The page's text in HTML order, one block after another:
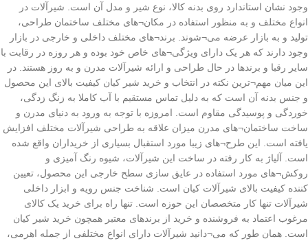
وجود نشان استاندارد روی بدنه کالا، نوع شیر و مدل آن است. شیرآلات در
انواع مختلف و به منظور استفاده در مکان¬های مختلف ساختمان طراحی،
تولید و به بازار عرضه می¬شوند. برند¬های مختلف داخلی و خارجی در بازار
وجود دارند که هر یک دارای ویژگی¬های خاص خود بوده و هر روزه در رقابت با
سایر رقبا و برندها در حال طراحی و ارائه شیرآلات مدرن و به روز هستند. در
این میان مهم¬ترین نکته در انتخاب و خرید شیر کیان کیفیت بالای این محصول
و جنس بدنه آن است که به دلیل تماس مستقیم با آب کاملا به زنگ زدگی،
خوردگی و پوسیدگی مقاوم است. امروزه با توجه به ورود به دنیای مدرن و
ساخت ساختمان¬های مدرن میزان علاقه به طراحی شیرآلات مختلف افزایش
یافته است. این طرح¬های زیبا مورد استقبال بسیاری از خریداران واقع شده
است. آلیاژ به کار رفته در ساخت این شیرآلات، شیوه رنگ آمیزی و
روکش¬های مورد استفاده در عایق سازی سطح خارجی این محصول، تعیین
کننده کیفیت بالای شیرآلات کیان است. شناخت جنس رویه و ابزار داخلی
شیرآلات تنها کار متخصصان این حوزه است. تنها راه برای خرید یک کالای
مرغوب اعتماد به فروشنده و خرید از برندهای معتبر همچون خرید شیر کیان
است. همان طور که می¬دانید شیرآلات دارای انواع مختلفی از جمله اهرمی،